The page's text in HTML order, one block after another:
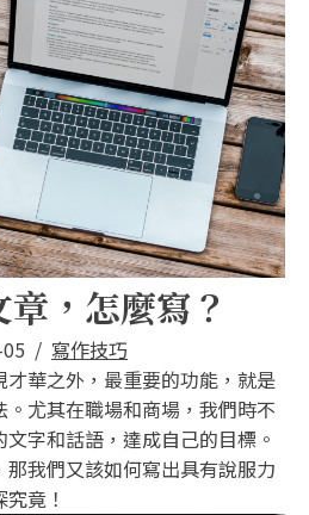
，怎麼寫？
/ 寫作技巧
華之外，最重要的功能，就是
尤其在職場和商場，我們時不
字和話語，達成自己的目標。
我們又該如何寫出具有說服力
竟！